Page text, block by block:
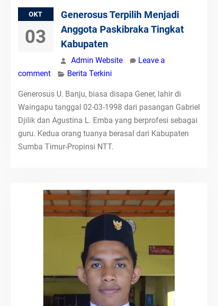
OKT
03
Generosus Terpilih Menjadi
Anggota Paskibraka Tingkat
Kabupaten
Admin Website
Leave a
comment
Berita Terkini
Generosus U. Banju, biasa disapa Gener, lahir di
Waingapu tanggal 02-03-1998 dari pasangan Gabriel
Djilik dan Agustina L. Emba yang berprofesi sebagai
guru. Kedua orang tuanya berasal dari Kabupaten
Sumba Timur-Propinsi NTT.